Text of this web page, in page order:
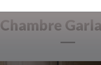
Chambre